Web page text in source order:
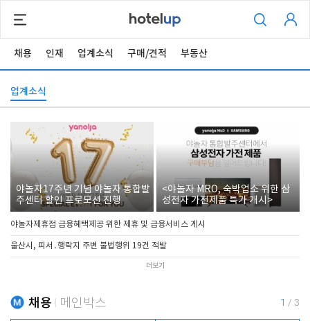
채용 인재 업계소식 구매/견적 부동산
업계소식
야놀자17주년 기념 야놀자 통합발
주센터 할인 프로모션 진행
<야놀자 MRO, 숙박업소 위한 삼
성전자 가전제품 특가 개시>
야놀자제휴점 금융혜택제공 위한 제휴 및 금융서비스 게시
울산시, 피서․행락지 주변 불법행위 19건 적발
더보기
채용 메인박스 1 / 3